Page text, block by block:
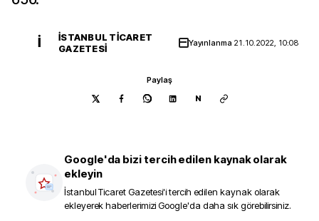
İ
İSTANBUL TICARET
GAZETESI
Yayınlanma 21.10.2022, 10:08
Paylaş
N
Google'da bizi tercih edilen kaynak olarak
ekleyin
İstanbul Ticaret Gazetesi'i tercih edilen kaynak olarak
ekleyerek haberlerimizi Google'da daha sık görebilirsiniz.